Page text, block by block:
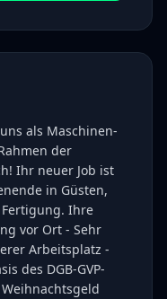
als Maschinen-
der
Ihr neuer Job ist
in Güsten,
Ihre
vor Ort - Sehr
Arbeitsplatz -
des DGB-GVP-